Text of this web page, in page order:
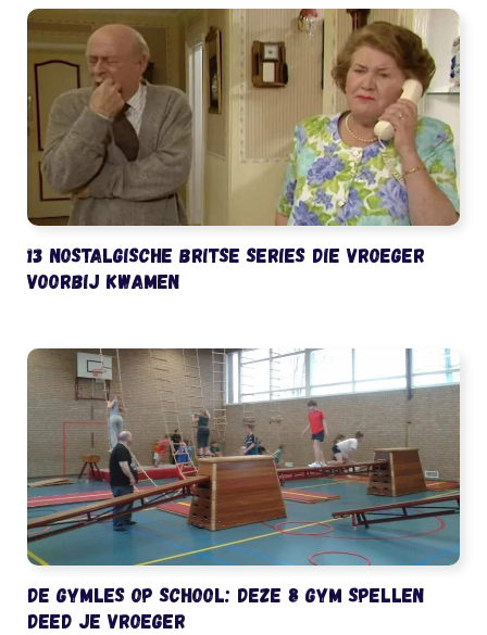
13 nostalgische Britse series die vroeger
voorbij kwamen
De gymles op school: deze 8 gym spellen
deed je vroeger